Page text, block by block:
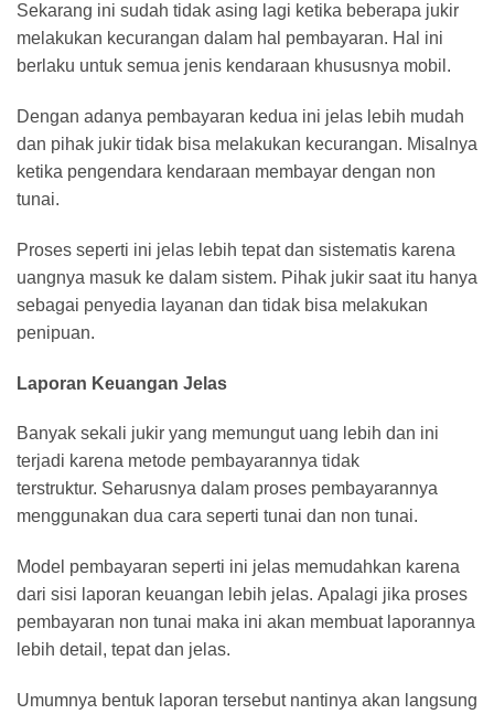
Sekarang ini sudah tidak asing lagi ketika beberapa jukir
melakukan kecurangan dalam hal pembayaran. Hal ini
berlaku untuk semua jenis kendaraan khususnya mobil.
Dengan adanya pembayaran kedua ini jelas lebih mudah
dan pihak jukir tidak bisa melakukan kecurangan. Misalnya
ketika pengendara kendaraan membayar dengan non
tunai.
Proses seperti ini jelas lebih tepat dan sistematis karena
uangnya masuk ke dalam sistem. Pihak jukir saat itu hanya
sebagai penyedia layanan dan tidak bisa melakukan
penipuan.
Laporan Keuangan Jelas
Banyak sekali jukir yang memungut uang lebih dan ini
terjadi karena metode pembayarannya tidak
terstruktur. Seharusnya dalam proses pembayarannya
menggunakan dua cara seperti tunai dan non tunai.
Model pembayaran seperti ini jelas memudahkan karena
dari sisi laporan keuangan lebih jelas. Apalagi jika proses
pembayaran non tunai maka ini akan membuat laporannya
lebih detail, tepat dan jelas.
Umumnya bentuk laporan tersebut nantinya akan langsung